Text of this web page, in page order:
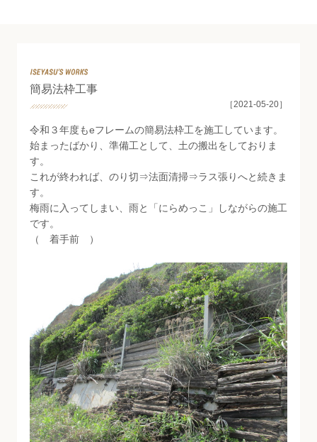
簡易法枠工事
［2021-05-20］
令和３年度もeフレームの簡易法枠工を施工しています。
始まったばかり、準備工として、土の搬出をしておりま
す。
これが終われば、のり切⇒法面清掃⇒ラス張りへと続きま
す。
梅雨に入ってしまい、雨と「にらめっこ」しながらの施工
です。
（ 着手前 ）